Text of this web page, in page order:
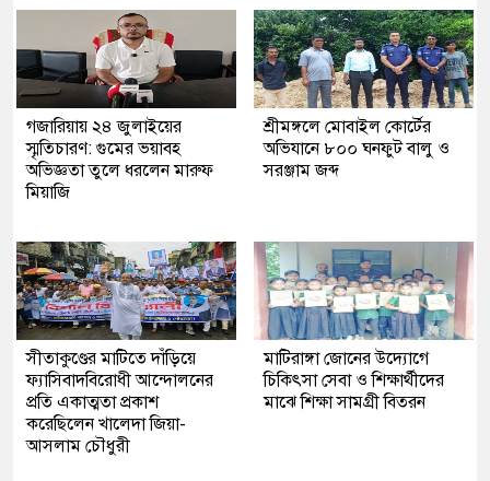
গজারিয়ায় ২৪ জুলাইয়ের
স্মৃতিচারণ: গুমের ভয়াবহ
অভিজ্ঞতা তুলে ধরলেন মারুফ
মিয়াজি
শ্রীমঙ্গলে মোবাইল কোর্টের
অভিযানে ৮০০ ঘনফুট বালু ও
সরঞ্জাম জব্দ
সীতাকুণ্ডের মাটিতে দাঁড়িয়ে
ফ্যাসিবাদবিরোধী আন্দোলনের
প্রতি একাত্মতা প্রকাশ
করেছিলেন খালেদা জিয়া-
আসলাম চৌধুরী
মাটিরাঙ্গা জোনের উদ্যোগে
চিকিৎসা সেবা ও শিক্ষার্থীদের
মাঝে শিক্ষা সামগ্রী বিতরন